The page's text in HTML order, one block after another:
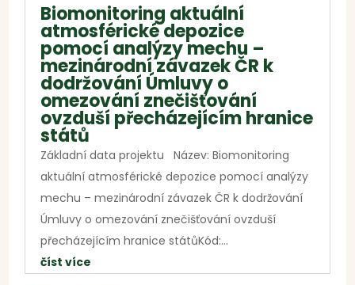
Biomonitoring aktuální
atmosférické depozice
pomocí analýzy mechu –
mezinárodní závazek ČR k
dodržování Úmluvy o
omezování znečišťování
ovzduší přecházejícím hranice
států
Základní data projektu Název: Biomonitoring
aktuální atmosférické depozice pomocí analýzy
mechu – mezinárodní závazek ČR k dodržování
Úmluvy o omezování znečišťování ovzduší
přecházejícím hranice státůKód:...
číst více